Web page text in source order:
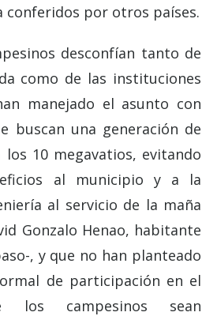
conferidos por otros países.
desconfían tanto de
como de las instituciones
manejado el asunto con
buscan una generación de
10 megavatios, evitando
al municipio y a la
al servicio de la maña
Gonzalo Henao, habitante
, y que no han planteado
de participación en el
los campesinos sean